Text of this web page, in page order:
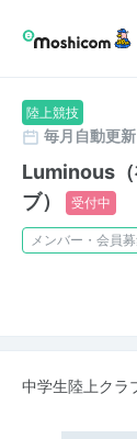
陸上競技
毎月自動更新
Luminous（
ブ）
受付中
メンバー・会員
中学生陸上クラ